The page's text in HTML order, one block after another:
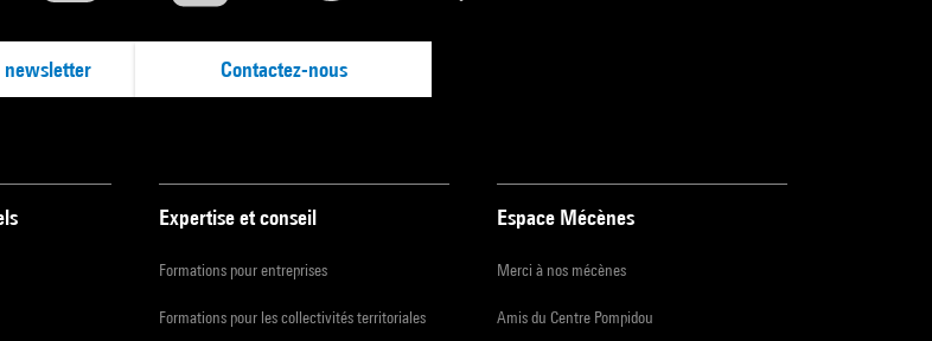
Contactez-nous
Expertise et conseil
Formations pour entreprises
Formations pour les collectivités territoriales
Espace Mécènes
Merci à nos mécènes
Amis du Centre Pompidou